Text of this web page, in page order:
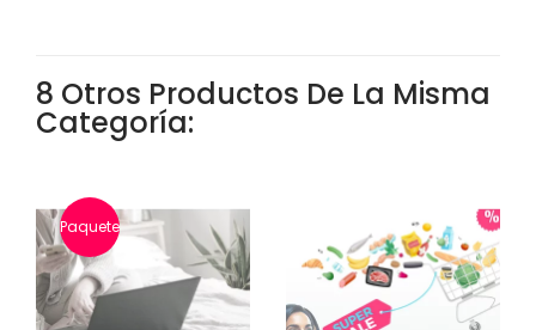
8 Otros Productos De La Misma
Categoría:
Paquete